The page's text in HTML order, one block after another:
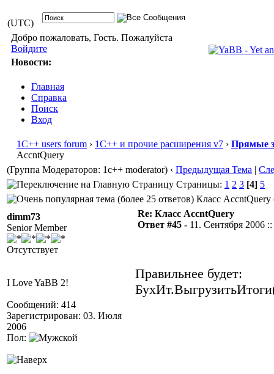
(UTC)
Добро пожаловать, Гость. Пожалуйста
Войдите
Новости:
Главная
Справка
Поиск
Вход
1С++ users forum › 1С++ и прочие расширения v7 › Прямые
AccntQuery
(Группа Модераторов: 1c++ moderator) ‹ Предыдущая Тема |
Страницы: 1 2 3 [4] 5
Класс AccntQuery
dimm73
Senior Member
Отсутствует
I Love YaBB 2!
Сообщений: 414
Зарегистрирован: 03. Июля
2006
Пол:
Re: Класс AccntQuery
Ответ #45 - 11. Сентября 2006
Правильнее будет: